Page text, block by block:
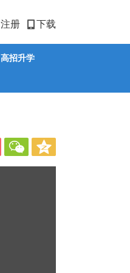
注册 下载
高招升学